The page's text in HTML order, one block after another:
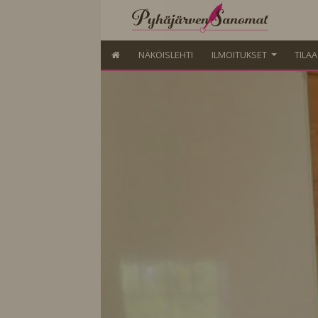
NÄKÖISLEHTI ILMOITUKSET